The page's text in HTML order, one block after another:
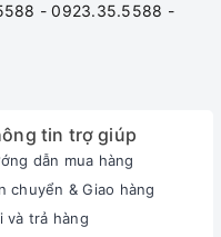
- 0923.35.5588 -
tin trợ giúp
dẫn mua hàng
chuyển & Giao hàng
và trả hàng